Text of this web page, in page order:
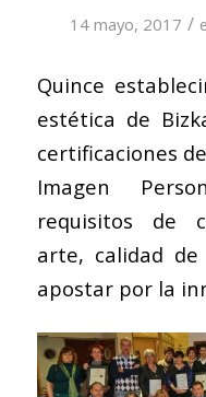
14 mayo, 2017 /
Quince
estética de
certificaciones
Imagen
requisitos de
arte, calidad
apostar por la